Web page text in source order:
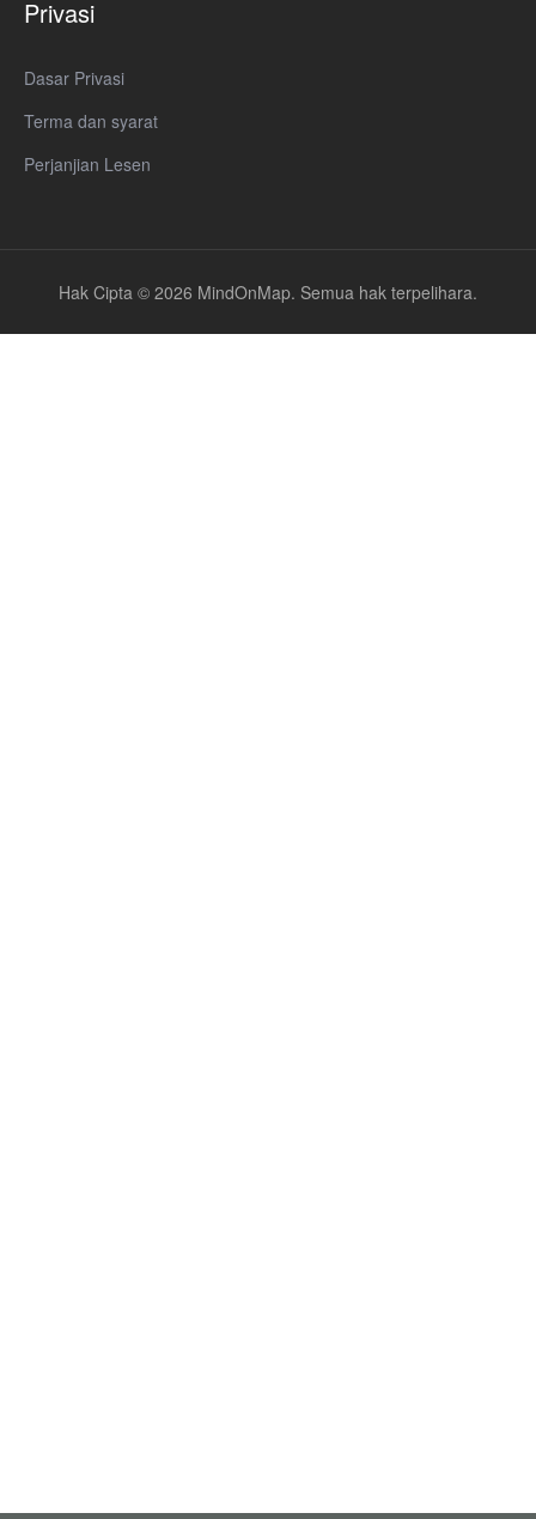
Privasi
Dasar Privasi
Terma dan syarat
Perjanjian Lesen
Hak Cipta © 2026 MindOnMap. Semua hak terpelihara.